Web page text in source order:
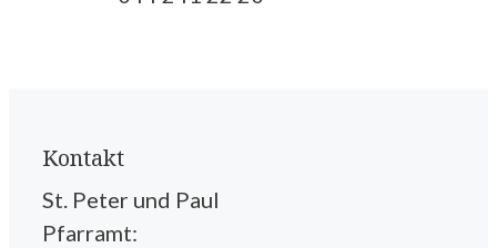
Kontakt
St. Peter und Paul
Pfarramt: